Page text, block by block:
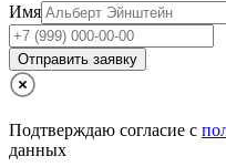
Имя
Отправить заявку
Подтверждаю согласие с
данных